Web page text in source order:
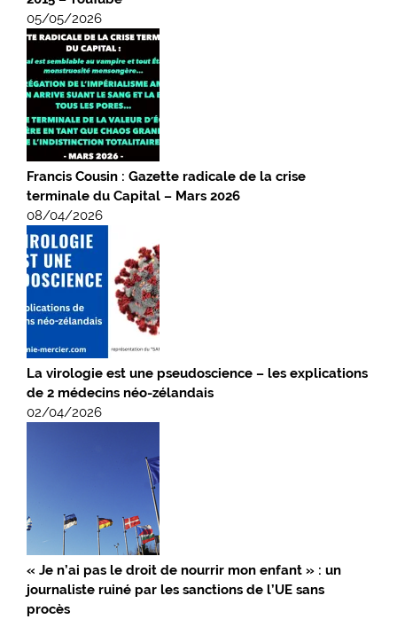
05/05/2026
Francis Cousin : Gazette radicale de la crise
terminale du Capital – Mars 2026
08/04/2026
La virologie est une pseudoscience – les explications
de 2 médecins néo-zélandais
02/04/2026
« Je n’ai pas le droit de nourrir mon enfant » : un
journaliste ruiné par les sanctions de l’UE sans
procès